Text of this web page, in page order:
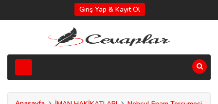
Giriş Yap & Kayıt Ol